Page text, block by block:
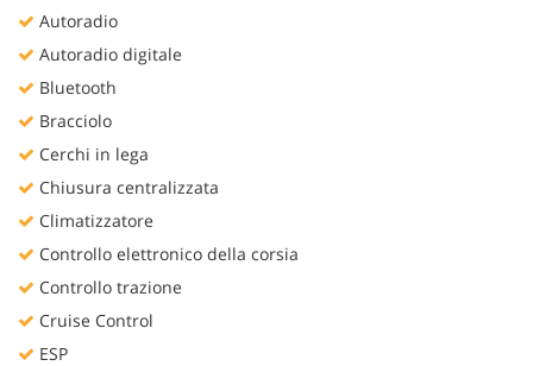
Autoradio
Autoradio digitale
Bluetooth
Bracciolo
Cerchi in lega
Chiusura centralizzata
Climatizzatore
Controllo elettronico della corsia
Controllo trazione
Cruise Control
ESP